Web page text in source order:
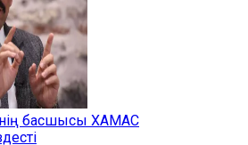
басшысы ХАМАС